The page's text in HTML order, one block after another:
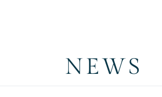
NEWS